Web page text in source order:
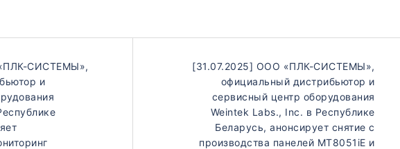
СИСТЕМЫ»,
и
[31.07.2025] ООО «ПЛК-СИСТЕМЫ»,
официальный дистрибьютор и
сервисный центр оборудования
Weintek Labs., Inc. в Республике
Беларусь, анонсирует снятие с
производства панелей MT8051iE и